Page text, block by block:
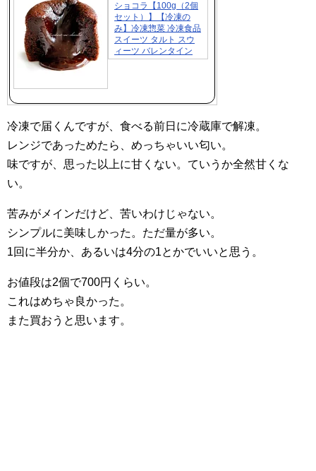
ショコラ【100g（2個
セット）】【冷凍の
み】冷凍惣菜 冷凍食品
スイーツ タルト スウ
ィーツ バレンタイン
冷凍で届くんですが、食べる前日に冷蔵庫で解凍。
レンジであっためたら、めっちゃいい匂い。
味ですが、思った以上に甘くない。ていうか全然甘くな
い。
苦みがメインだけど、苦いわけじゃない。
シンプルに美味しかった。ただ量が多い。
1回に半分か、あるいは4分の1とかでいいと思う。
お値段は2個で700円くらい。
これはめちゃ良かった。
また買おうと思います。